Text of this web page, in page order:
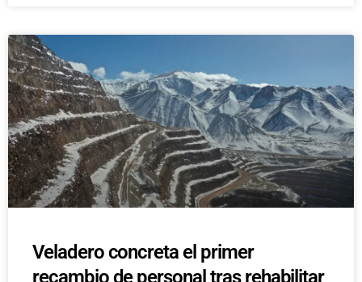
Veladero concreta el primer
recambio de personal tras rehabilitar